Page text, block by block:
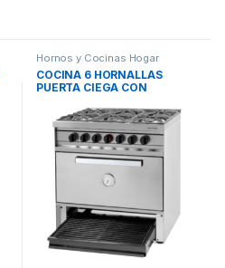
Hornos y Cocinas Hogar
COCINA 6 HORNALLAS
PUERTA CIEGA CON